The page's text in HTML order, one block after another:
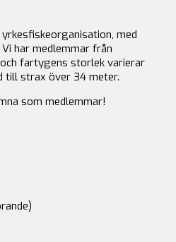
med
har medlemmar från
fartygens storlek varierar
till strax över 34 meter.
som medlemmar!